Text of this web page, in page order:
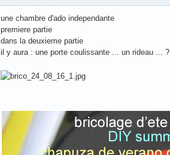
une chambre d'ado independante
premiere partie
dans la deuxieme partie
il y aura : une porte coulissante ... un rideau ... ?